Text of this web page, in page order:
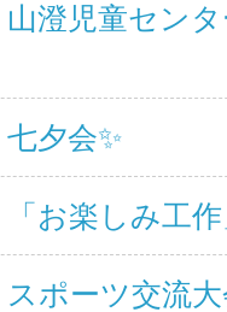
山澄児童セン
七夕会✨
「お楽しみ工
スポーツ交流